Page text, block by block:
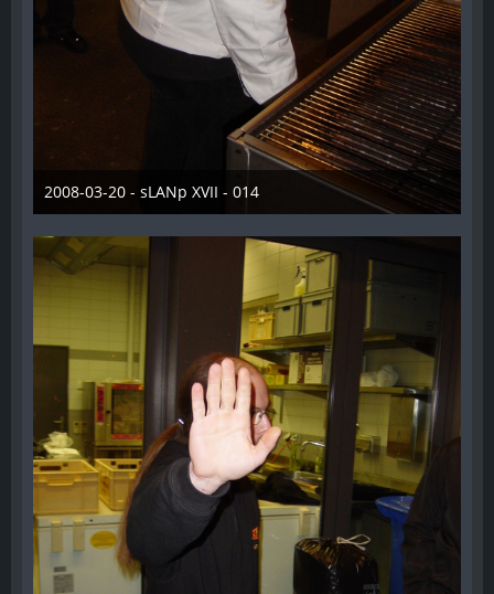
2008-03-20 - sLANp XVII - 014
28. Dezember 2012